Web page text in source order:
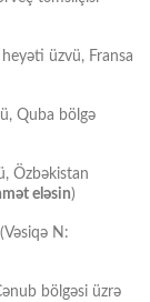
üzvü, Fransa
Quba bölgə
Özbəkistan
eləsin)
N:
bölgəsi üzrə